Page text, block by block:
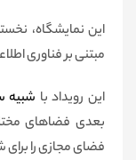
این نمایشگاه،
مبتنی بر فناوری
این رویداد با شبیه
بعدی فضاهای
فضای مجازی را